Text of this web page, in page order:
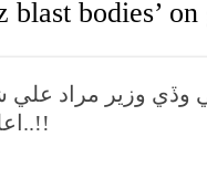
blast bodies’
وڏي وزير مراد علي
اعليٰ ترين مثال، انساني عضوا گند جي ڍير تي..!!